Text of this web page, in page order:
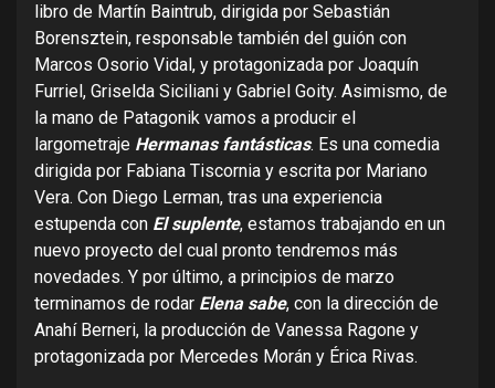
libro de Martín Baintrub, dirigida por Sebastián
Borensztein, responsable también del guión con
Marcos Osorio Vidal, y protagonizada por Joaquín
Furriel, Griselda Siciliani y Gabriel Goity. Asimismo, de
la mano de Patagonik vamos a producir el
largometraje Hermanas fantásticas. Es una comedia
dirigida por Fabiana Tiscornia y escrita por Mariano
Vera. Con Diego Lerman, tras una experiencia
estupenda con El suplente, estamos trabajando en un
nuevo proyecto del cual pronto tendremos más
novedades. Y por último, a principios de marzo
terminamos de rodar Elena sabe, con la dirección de
Anahí Berneri, la producción de Vanessa Ragone y
protagonizada por Mercedes Morán y Érica Rivas.